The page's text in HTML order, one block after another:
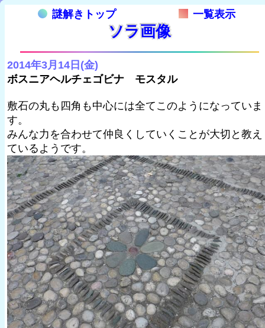
謎解きトップ 一覧表示
ソラ画像
2014年3月14日(金)
ボスニアヘルチェゴビナ モスタル
敷石の丸も四角も中心には全てこのようになっていま
す。
みんな力を合わせて仲良くしていくことが大切と教え
ているようです。